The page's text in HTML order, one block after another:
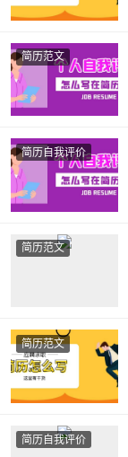
简历范文
简历自我评价
简历范文
简历范文
简历自我评价